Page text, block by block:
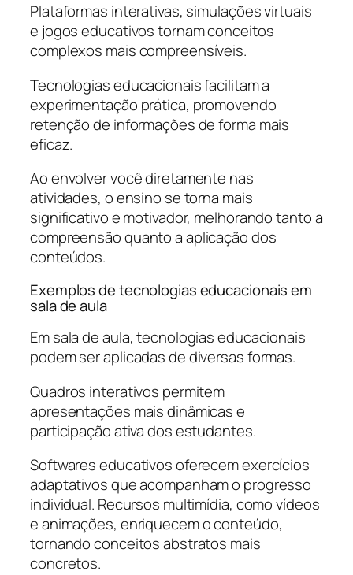
Plataformas interativas, simulações virtuais
e jogos educativos tornam conceitos
complexos mais compreensíveis.
Tecnologias educacionais facilitam a
experimentação prática, promovendo
retenção de informações de forma mais
eficaz.
Ao envolver você diretamente nas
atividades, o ensino se torna mais
significativo e motivador, melhorando tanto a
compreensão quanto a aplicação dos
conteúdos.
Exemplos de tecnologias educacionais em
sala de aula
Em sala de aula, tecnologias educacionais
podem ser aplicadas de diversas formas.
Quadros interativos permitem
apresentações mais dinâmicas e
participação ativa dos estudantes.
Softwares educativos oferecem exercícios
adaptativos que acompanham o progresso
individual. Recursos multimídia, como vídeos
e animações, enriquecem o conteúdo,
tornando conceitos abstratos mais
concretos.